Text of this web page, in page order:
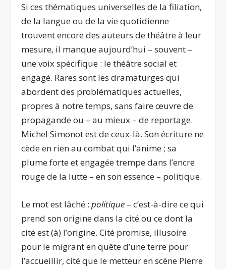
Si ces thématiques universelles de la filiation,
de la langue ou de la vie quotidienne
trouvent encore des auteurs de théâtre à leur
mesure, il manque aujourd’hui – souvent –
une voix spécifique : le théâtre social et
engagé. Rares sont les dramaturges qui
abordent des problématiques actuelles,
propres à notre temps, sans faire œuvre de
propagande ou – au mieux – de reportage.
Michel Simonot est de ceux-là. Son écriture ne
cède en rien au combat qui l’anime ; sa
plume forte et engagée trempe dans l’encre
rouge de la lutte – en son essence – politique.
Le mot est lâché :politique – c’est-à-dire ce qui
prend son origine dans la cité ou ce dont la
cité est (à) l’origine. Cité promise, illusoire
pour le migrant en quête d’une terre pour
l’accueillir, cité que le metteur en scène Pierre